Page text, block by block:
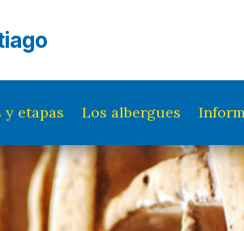
y etapas Los albergues